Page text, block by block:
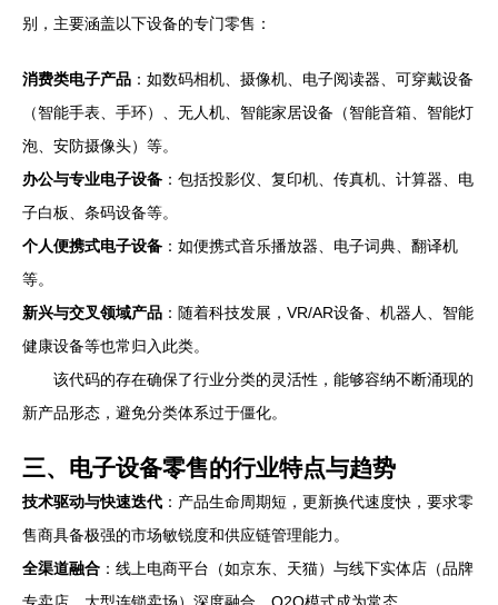
别，主要涵盖以下设备的专门零售：
消费类电子产品 ：如数码相机、摄像机、电子阅读器、可穿戴设备
（智能手表、手环）、无人机、智能家居设备（智能音箱、智能灯
泡、安防摄像头）等。
办公与专业电子设备 ：包括投影仪、复印机、传真机、计算器、电
子白板、条码设备等。
个人便携式电子设备 ：如便携式音乐播放器、电子词典、翻译机
等。
新兴与交叉领域产品 ：随着科技发展，VR/AR设备、机器人、智能
健康设备等也常归入此类。
该代码的存在确保了行业分类的灵活性，能够容纳不断涌现的
新产品形态，避免分类体系过于僵化。
三、电子设备零售的行业特点与趋势
技术驱动与快速迭代 ：产品生命周期短，更新换代速度快，要求零
售商具备极强的市场敏锐度和供应链管理能力。
全渠道融合 ：线上电商平台（如京东、天猫）与线下实体店（品牌